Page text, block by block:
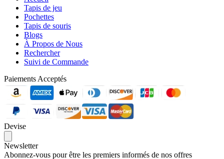
Tapis de jeu
Pochettes
Tapis de souris
Blogs
À Propos de Nous
Rechercher
Suivi de Commande
Paiements Acceptés
Devise
Newsletter
Abonnez-vous pour être les premiers informés de nos offres